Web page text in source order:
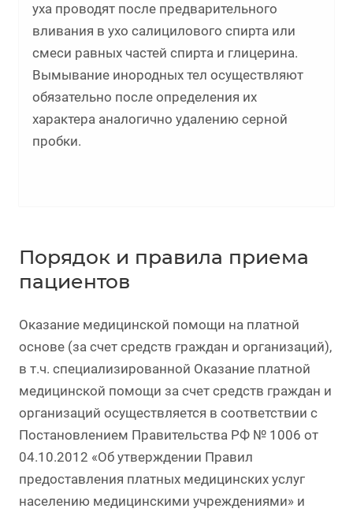
уха проводят после предварительного
вливания в ухо салицилового спирта или
смеси равных частей спирта и глицерина.
Вымывание инородных тел осуществляют
обязательно после определения их
характера аналогично удалению серной
пробки.
Порядок и правила приема
пациентов
Оказание медицинской помощи на платной
основе (за счет средств граждан и организаций),
в т.ч. специализированной Оказание платной
медицинской помощи за счет средств граждан и
организаций осуществляется в соответствии с
Постановлением Правительства РФ № 1006 от
04.10.2012 «Об утверждении Правил
предоставления платных медицинских услуг
населению медицинскими учреждениями» и